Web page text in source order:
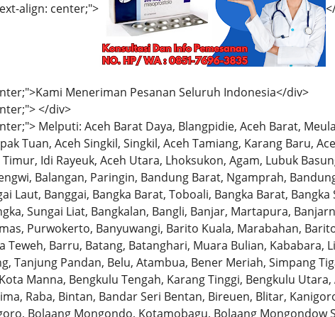
align: center;">
Meneriman Pesanan Seluruh Indonesia</div>
</div>
Melputi: Aceh Barat Daya, Blangpidie, Aceh Barat,
Tuan, Aceh Singkil, Singkil, Aceh Tamiang, Karang Baru,
Idi Rayeuk, Aceh Utara, Lhoksukon, Agam, Lubuk
Balangan, Paringin, Bandung Barat, Ngamprah,
Laut, Banggai, Bangka Barat, Toboali, Bangka Barat,
Sungai Liat, Bangkalan, Bangli, Banjar, Martapura,
Purwokerto, Banyuwangi, Barito Kuala, Marabahan,
Barru, Batang, Batanghari, Muara Bulian, Kababara,
Tanjung Pandan, Belu, Atambua, Bener Meriah, Simpang
Manna, Bengkulu Tengah, Karang Tinggi, Bengkulu
Raba, Bintan, Bandar Seri Bentan, Bireuen, Blitar,
Bolaang Mongondo, Kotamobagu, Bolaang Mongondow